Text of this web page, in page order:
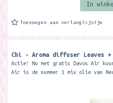
In
Toevoegen aan verlanglijstje
Chi - Aroma diffuser Leaves +
Actie! Nu met gratis Davos Air
Air is de nummer 1 mix olie van